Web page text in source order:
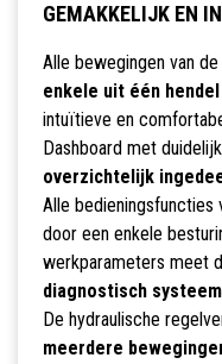
GEMAKKELIJK EN
Alle bewegingen van
enkele uit één
intuïtieve en
Dashboard met
overzichtelijk
Alle bedieningsfuncties
door een enkele
werkparameters meet
diagnostisch systeem
De hydraulische
meerdere